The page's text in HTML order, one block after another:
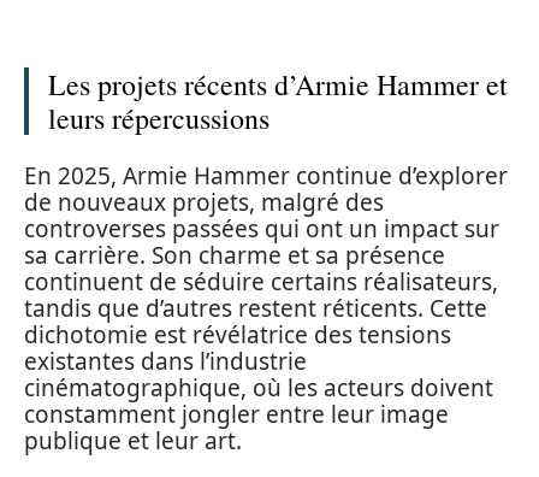
Les projets récents d’Armie Hammer et
leurs répercussions
En 2025, Armie Hammer continue d’explorer
de nouveaux projets, malgré des
controverses passées qui ont un impact sur
sa carrière. Son charme et sa présence
continuent de séduire certains réalisateurs,
tandis que d’autres restent réticents. Cette
dichotomie est révélatrice des tensions
existantes dans l’industrie
cinématographique, où les acteurs doivent
constamment jongler entre leur image
publique et leur art.